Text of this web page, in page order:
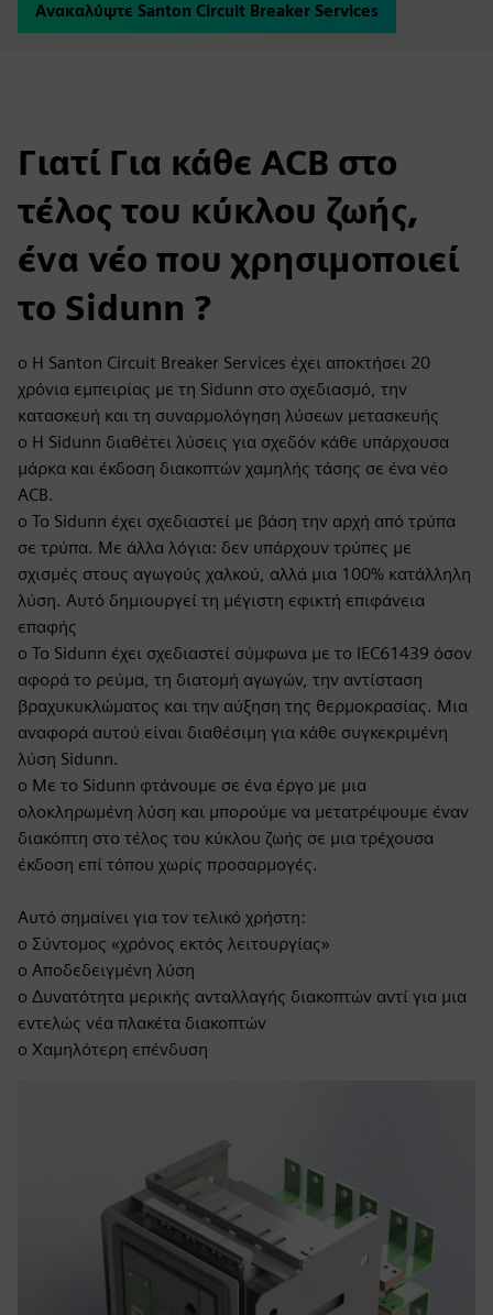
Ανακαλύψτε Santon Circuit Breaker Services
Γιατί Για κάθε ACB στο
τέλος του κύκλου ζωής,
ένα νέο που χρησιμοποιεί
το Sidunn ?
o Η Santon Circuit Breaker Services έχει αποκτήσει 20
χρόνια εμπειρίας με τη Sidunn στο σχεδιασμό, την
κατασκευή και τη συναρμολόγηση λύσεων μετασκευής
o Η Sidunn διαθέτει λύσεις για σχεδόν κάθε υπάρχουσα
μάρκα και έκδοση διακοπτών χαμηλής τάσης σε ένα νέο
ACB.
o Το Sidunn έχει σχεδιαστεί με βάση την αρχή από τρύπα
σε τρύπα. Με άλλα λόγια: δεν υπάρχουν τρύπες με
σχισμές στους αγωγούς χαλκού, αλλά μια 100% κατάλληλη
λύση. Αυτό δημιουργεί τη μέγιστη εφικτή επιφάνεια
επαφής
o Το Sidunn έχει σχεδιαστεί σύμφωνα με το IEC61439 όσον
αφορά το ρεύμα, τη διατομή αγωγών, την αντίσταση
βραχυκυκλώματος και την αύξηση της θερμοκρασίας. Μια
αναφορά αυτού είναι διαθέσιμη για κάθε συγκεκριμένη
λύση Sidunn.
o Με το Sidunn φτάνουμε σε ένα έργο με μια
ολοκληρωμένη λύση και μπορούμε να μετατρέψουμε έναν
διακόπτη στο τέλος του κύκλου ζωής σε μια τρέχουσα
έκδοση επί τόπου χωρίς προσαρμογές.
Αυτό σημαίνει για τον τελικό χρήστη:
o Σύντομος «χρόνος εκτός λειτουργίας»
o Αποδεδειγμένη λύση
o Δυνατότητα μερικής ανταλλαγής διακοπτών αντί για μια
εντελώς νέα πλακέτα διακοπτών
o Χαμηλότερη επένδυση